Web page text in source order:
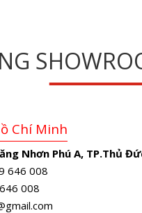
Chí Minh
Nhơn Phú A, TP.Thủ
646 008
008